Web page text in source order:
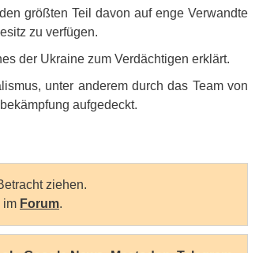
größten Teil davon auf enge Verwandte
zu verfügen.
der Ukraine zum Verdächtigen erklärt.
unter anderem durch das Team von
aufgedeckt.
ziehen.
im Forum.